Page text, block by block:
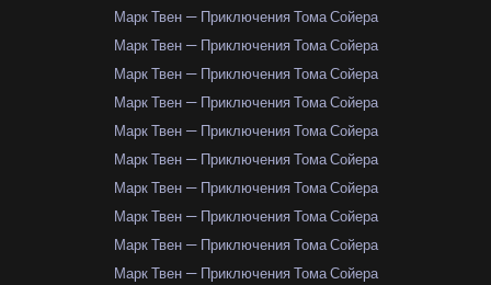
Марк Твен — Приключения Тома Сойера
Марк Твен — Приключения Тома Сойера
Марк Твен — Приключения Тома Сойера
Марк Твен — Приключения Тома Сойера
Марк Твен — Приключения Тома Сойера
Марк Твен — Приключения Тома Сойера
Марк Твен — Приключения Тома Сойера
Марк Твен — Приключения Тома Сойера
Марк Твен — Приключения Тома Сойера
Марк Твен — Приключения Тома Сойера